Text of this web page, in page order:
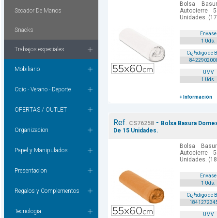
Secador De Manos
Snacks
Trabajos especiales
Mobiliario
Ocio - Verano - Deporte
OFERTAS / OUTLET
Organizacion
Papel y Manipulados
Presentacion
Regalos y Complementos
Tecnologia
Bolsa
Autocierre
Unidades.
Envase
1 Uds.
Cï¿½digo de
UMV
1 Uds.
+ Información
Ref. CS76258- Bolsa Basura
De 15 Unidades.
Bolsa
Autocierre
Unidades.
Envase
1 Uds.
Cï¿½digo de
UMV